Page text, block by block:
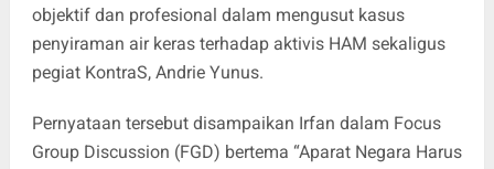
objektif dan profesional dalam mengusut kasus
penyiraman air keras terhadap aktivis HAM sekaligus
pegiat KontraS, Andrie Yunus.
Pernyataan tersebut disampaikan Irfan dalam Focus
Group Discussion (FGD) bertema “Aparat Negara Harus